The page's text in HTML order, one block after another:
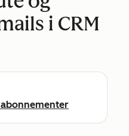
i CRM